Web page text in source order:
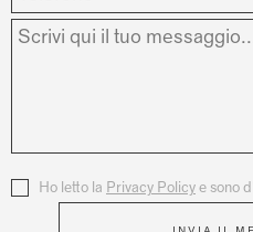
Messaggio *
Privacy *
Ho letto la Privacy Policy e sono